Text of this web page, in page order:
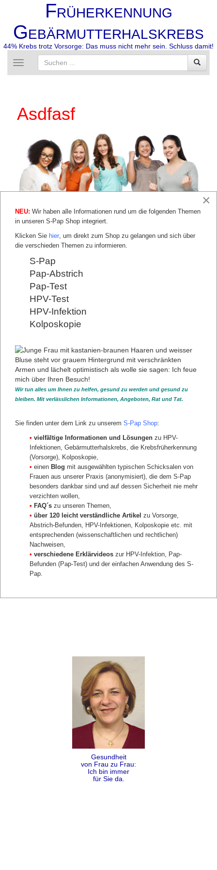
FRÜHERKENNUNG
GEBÄRMUTTERHALSKREBS
44% Krebs trotz Vorsorge: Das muss nicht mehr sein. Schluss damit!
Toggle
navigation
Asdfasf
sfasdfsf
asfsa
asfs
sfasdf
Unterseite 1 Unterseite 2 Unterseite 3 Unterseite 4
UNSERE UNTERSTÜTZUNG FÜR
KOOPERATIONSPARTNER IN DER ÜBERSICHT
Unterstützung zur Herstellung von Sicherheitsabstrichen
Unterstützung zur Befundmitteilung an die Patientin mit
Empfehlungen
Unterstützung bei unklaren Fällen
Schulungen für Arzt und Arzthehelferin
Hol- und Bringedienst für die Praxis
Weitere Diagnostik mit Biomarker und zerfifizierter
Fallkonferenzen und interdisziplinäre Konferenzen
zurück
Gesundheit
von Frau zu Frau:
Ich bin immer
für Sie da.
×
NEU: Wir haben alle Informationen rund um die folgenden Themen
in unseren S-Pap Shop integriert.
Klicken Sie hier , um direkt zum Shop zu gelangen und sich über
die verschieden Themen zu informieren.
S-Pap
Pap-Abstrich
Pap-Test
HPV-Test
HPV-Infektion
Kolposkopie
Wir tun alles um Ihnen zu helfen, gesund zu werden und gesund zu
bleiben. Mit verlässlichen Informationen, Angeboten, Rat und Tat.
Sie finden unter dem Link zu unserem S-Pap Shop:
• vielfältige Informationen und Lösungen zu HPV-
Infektionen, Gebärmutterhalskrebs, die Krebsfrüherkennung
(Vorsorge), Kolposkopie,
• einen Blog mit ausgewählten typischen Schicksalen von
Frauen aus unserer Praxis (anonymisiert), die dem S-Pap
besonders dankbar sind und auf dessen Sicherheit nie mehr
verzichten wollen,
• FAQ´s zu unseren Themen,
• über 120 leicht verständliche Artikel zu Vorsorge,
Abstrich-Befunden, HPV-Infektionen, Kolposkopie etc. mit
entsprechenden (wissenschaftlichen und rechtlichen)
Nachweisen,
• verschiedene Erklärvideos zur HPV-Infektion, Pap-
Befunden (Pap-Test) und der einfachen Anwendung des S-
Pap.